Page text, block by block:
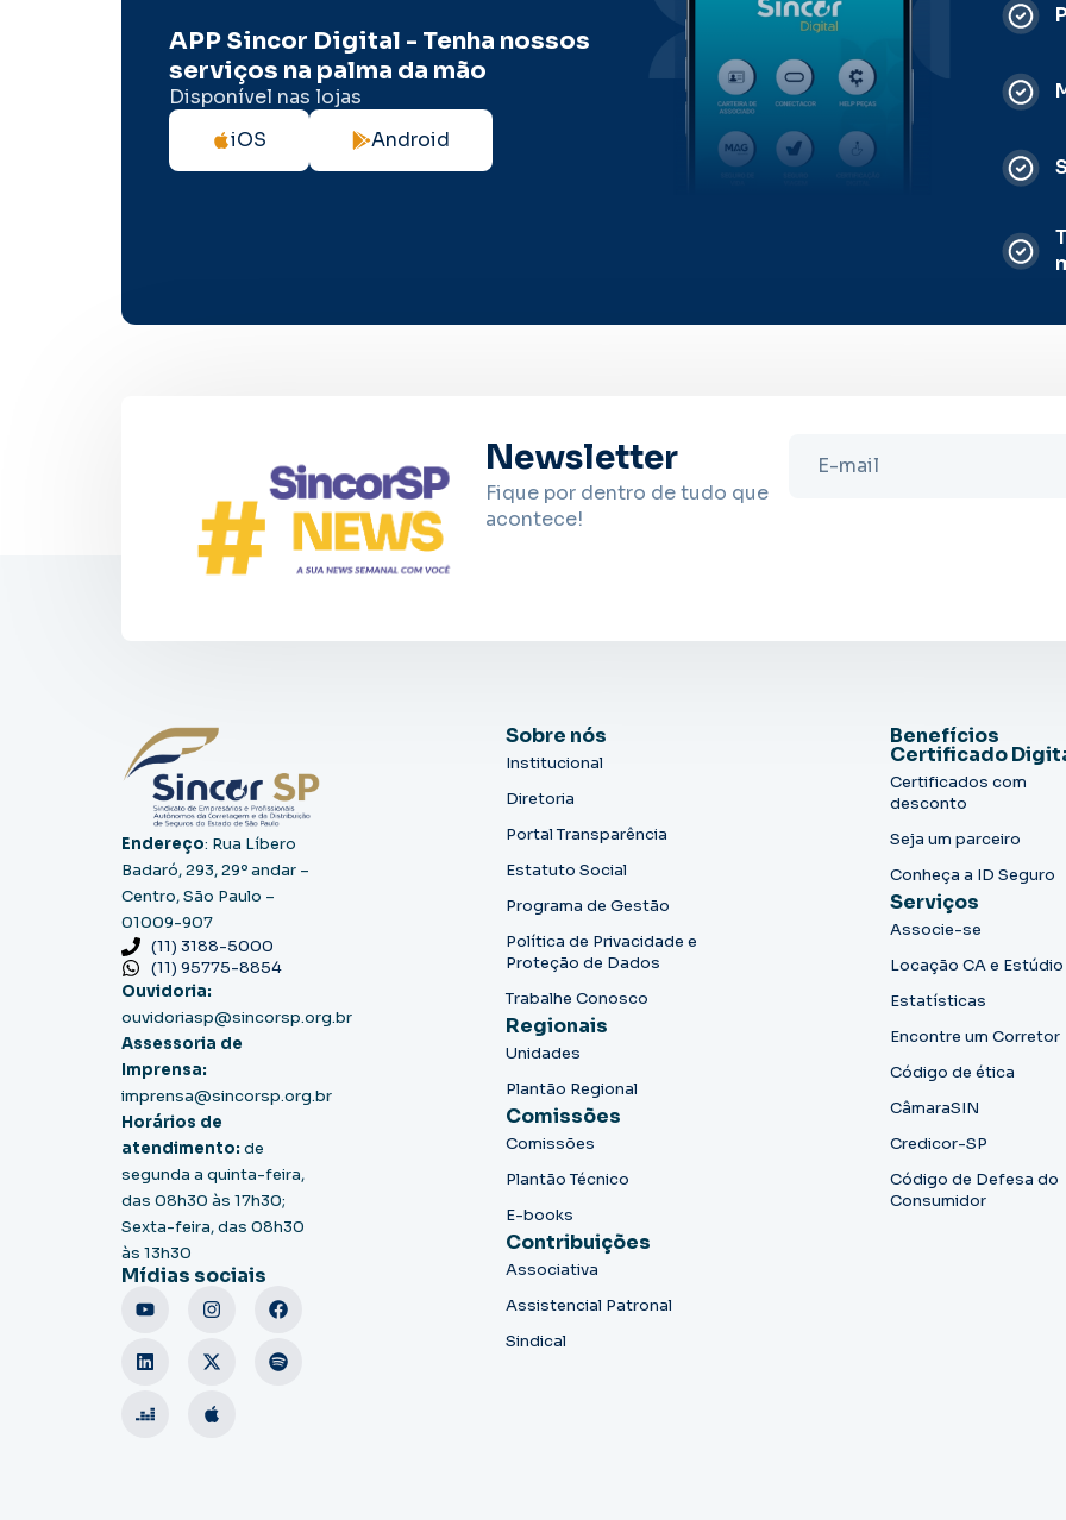
APP Sincor Digital - Tenha nossos
serviços na palma da mão
Disponível nas lojas
iOS
Android
Newsletter
Fique por dentro de tudo que
acontece!
Endereço: Rua Líbero
Badaró, 293, 29º andar –
Centro, São Paulo –
01009-907
(11) 3188-5000
(11) 95775-8854
Ouvidoria:
ouvidoriasp@sincorsp.org.br
Assessoria de
Imprensa:
imprensa@sincorsp.org.br
Horários de
atendimento: de
segunda a quinta-feira,
das 08h30 às 17h30;
Sexta-feira, das 08h30
às 13h30
Mídias sociais
Sobre nós
Institucional
Diretoria
Portal Transparência
Estatuto Social
Programa de Gestão
Política de Privacidade e
Proteção de Dados
Trabalhe Conosco
Regionais
Unidades
Plantão Regional
Comissões
Comissões
Plantão Técnico
E-books
Contribuições
Associativa
Assistencial Patronal
Sindical
Benefícios
Certificado
Certificados com
desconto
Seja um parceiro
Conheça a ID Seguro
Serviços
Associe-se
Locação CA e Estúdio
Estatísticas
Encontre um Corretor
Código de ética
CâmaraSIN
Credicor-SP
Código de Defesa do
Consumidor